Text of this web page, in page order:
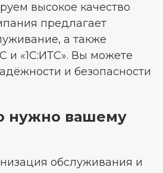
высокое качество
предлагает
а также
и «1C:ИТС». Вы можете
и безопасности
нужно вашему
обслуживания и